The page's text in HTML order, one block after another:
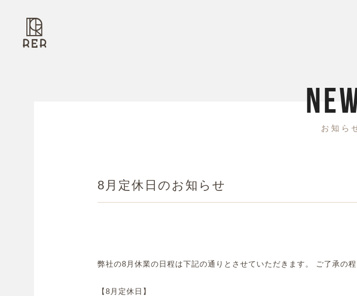
NE
お 知 ら
8月定休日のお知らせ
弊社の8月休業の日程は下記の通りとさせていただきます。 ご了承の
【8月定休日】